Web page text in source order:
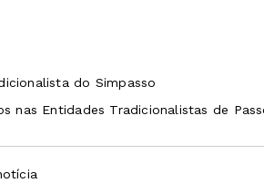
do Simpasso
nas Entidades Tradicionalistas de